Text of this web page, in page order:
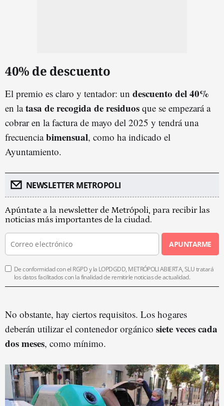
40% de descuento
El premio es claro y tentador: un descuento del 40%
en latasa de recogida de residuos que se empezará a
cobrar en la factura de mayo del 2025 y tendrá una
frecuenciabimensual, como ha indicado el
Ayuntamiento.
NEWSLETTER METROPOLI
Apúntate a la newsletter de Metrópoli, para recibir las
noticias más importantes de la ciudad.
APUNTARME
De conformidad con el RGPD y la LOPDGDD, METRÓPOLI ABIERTA, SLU tratará
los datos facilitados con la finalidad de remitirle noticias de actualidad.
No obstante, hay ciertos requisitos. Los hogares
deberán utilizar el contenedor orgánico siete veces cada
dos meses, como mínimo.